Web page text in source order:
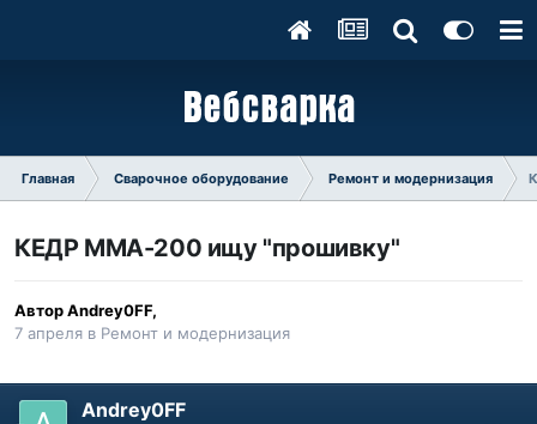
Главная Сварочное оборудование Ремонт и модернизация
КЕДР MMA-200 ищу "прошивку"
АвторAndrey0FF,
7 апреля в Ремонт и модернизация
Andrey0FF